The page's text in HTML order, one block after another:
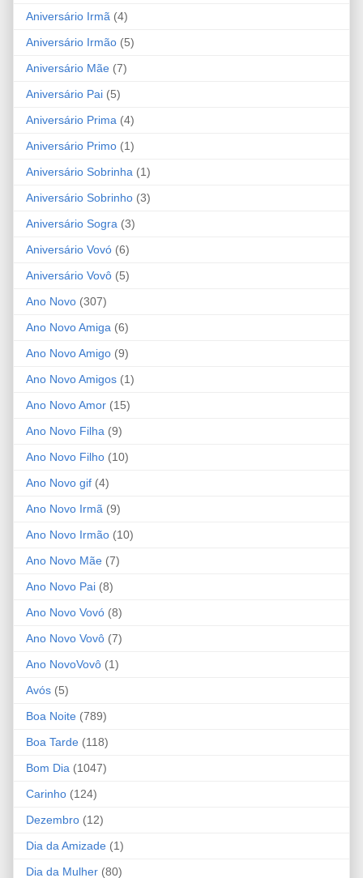
Aniversário Irmã (4)
Aniversário Irmão (5)
Aniversário Mãe (7)
Aniversário Pai (5)
Aniversário Prima (4)
Aniversário Primo (1)
Aniversário Sobrinha (1)
Aniversário Sobrinho (3)
Aniversário Sogra (3)
Aniversário Vovó (6)
Aniversário Vovô (5)
Ano Novo (307)
Ano Novo Amiga (6)
Ano Novo Amigo (9)
Ano Novo Amigos (1)
Ano Novo Amor (15)
Ano Novo Filha (9)
Ano Novo Filho (10)
Ano Novo gif (4)
Ano Novo Irmã (9)
Ano Novo Irmão (10)
Ano Novo Mãe (7)
Ano Novo Pai (8)
Ano Novo Vovó (8)
Ano Novo Vovô (7)
Ano NovoVovô (1)
Avós (5)
Boa Noite (789)
Boa Tarde (118)
Bom Dia (1047)
Carinho (124)
Dezembro (12)
Dia da Amizade (1)
Dia da Mulher (80)